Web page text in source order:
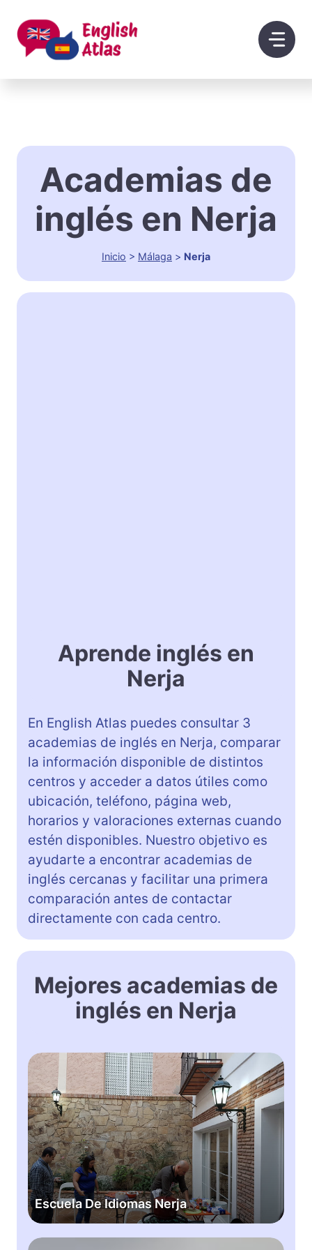
contenido
Academias de
inglés en Nerja
Inicio > Málaga > Nerja
Aprende inglés en
Nerja
En English Atlas puedes consultar 3
academias de inglés en Nerja, comparar
la información disponible de distintos
centros y acceder a datos útiles como
ubicación, teléfono, página web,
horarios y valoraciones externas cuando
estén disponibles. Nuestro objetivo es
ayudarte a encontrar academias de
inglés cercanas y facilitar una primera
comparación antes de contactar
directamente con cada centro.
Mejores academias de
inglés en Nerja
Escuela De Idiomas Nerja
E
s
c
u
e
l
a
D
e
I
iP